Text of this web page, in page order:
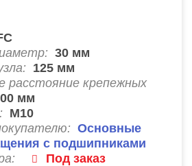
30 мм
125 мм
расстояние крепежных
мм
М10
Основные
с подшипниками
Под заказ